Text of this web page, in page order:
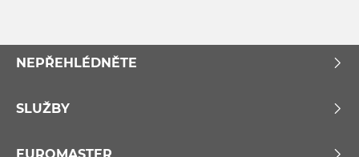
NEPŘEHLÉDNĚTE
SLUŽBY